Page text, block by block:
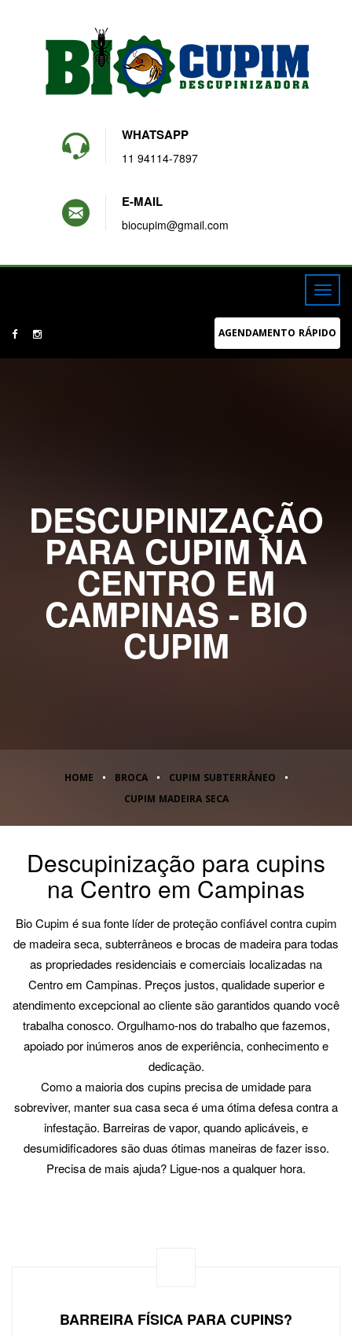
WHATSAPP
11 94114-7897
E-MAIL
biocupim@gmail.com
AGENDAMENTO RÁPIDO
DESCUPINIZAÇÃO
PARA CUPIM NA
CENTRO EM
CAMPINAS - BIO
CUPIM
HOME BROCA
CUPIM SUBTERRÂNEO
CUPIM MADEIRA SECA
Descupinização para cupins
na Centro em Campinas
Bio Cupim é sua fonte líder de proteção confiável contra cupim
de madeira seca, subterrâneos e brocas de madeira para todas
as propriedades residenciais e comerciais localizadas na
Centro em Campinas. Preços justos, qualidade superior e
atendimento excepcional ao cliente são garantidos quando você
trabalha conosco. Orgulhamo-nos do trabalho que fazemos,
apoiado por inúmeros anos de experiência, conhecimento e
dedicação.
Como a maioria dos cupins precisa de umidade para
sobreviver, manter sua casa seca é uma ótima defesa contra a
infestação. Barreiras de vapor, quando aplicáveis, e
desumidificadores são duas ótimas maneiras de fazer isso.
Precisa de mais ajuda? Ligue-nos a qualquer hora.
BARREIRA FÍSICA PARA CUPINS?